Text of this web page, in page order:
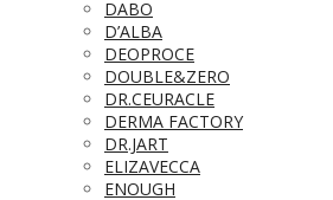
DABO
D’ALBA
DEOPROCE
DOUBLE&ZERO
DR.CEURACLE
DERMA FACTORY
DR.JART
ELIZAVECCA
ENOUGH